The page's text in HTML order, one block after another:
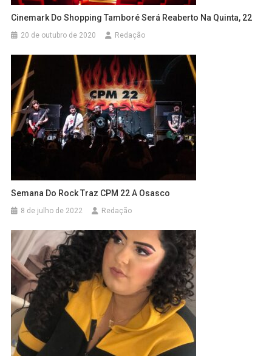
Cinemark Do Shopping Tamboré Será Reaberto Na Quinta, 22
20 de outubro de 2020 Redação
Semana Do Rock Traz CPM 22 A Osasco
8 de julho de 2022 Redação